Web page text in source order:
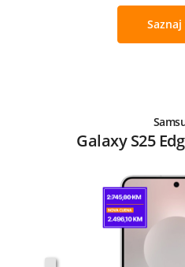
Galaxy S25